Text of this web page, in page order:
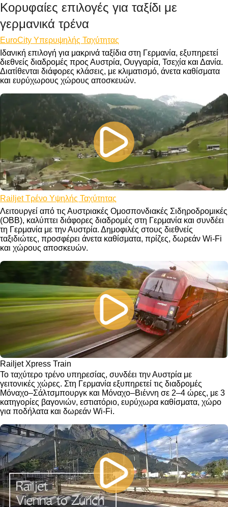
Κορυφαίες επιλογές για ταξίδι με
γερμανικά τρένα
EuroCity Υπερυψηλής Ταχύτητας
Ιδανική επιλογή για μακρινά ταξίδια στη Γερμανία, εξυπηρετεί
διεθνείς διαδρομές προς Αυστρία, Ουγγαρία, Τσεχία και Δανία.
Διατίθενται διάφορες κλάσεις, με κλιματισμό, άνετα καθίσματα
και ευρύχωρους χώρους αποσκευών.
Railjet Τρένο Υψηλής Ταχύτητας
Λειτουργεί από τις Αυστριακές Ομοσπονδιακές Σιδηροδρομικές
(OBB), καλύπτει διάφορες διαδρομές στη Γερμανία και συνδέει
τη Γερμανία με την Αυστρία. Δημοφιλές στους διεθνείς
ταξιδιώτες, προσφέρει άνετα καθίσματα, πρίζες, δωρεάν Wi-Fi
και χώρους αποσκευών.
Railjet Xpress Train
Το ταχύτερο τρένο υπηρεσίας, συνδέει την Αυστρία με
γειτονικές χώρες. Στη Γερμανία εξυπηρετεί τις διαδρομές
Μόναχο–Σάλτσμπουργκ και Μόναχο–Βιέννη σε 2–4 ώρες, με 3
κατηγορίες βαγονιών, εστιατόριο, ευρύχωρα καθίσματα, χώρο
για ποδήλατα και δωρεάν Wi-Fi.